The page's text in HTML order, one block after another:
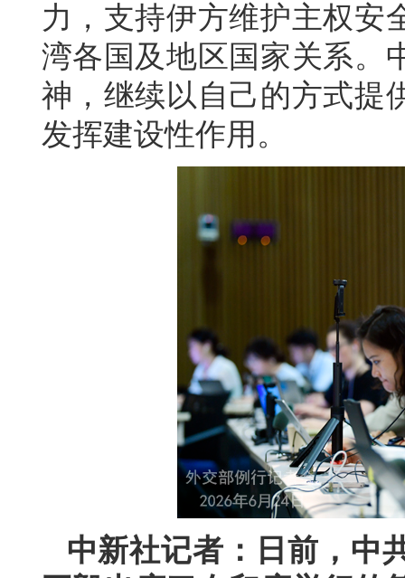
力，支持伊方维护主权安
湾各国及地区国家关系。
神，继续以自己的方式提
发挥建设性作用。
中新社记者：日前，中